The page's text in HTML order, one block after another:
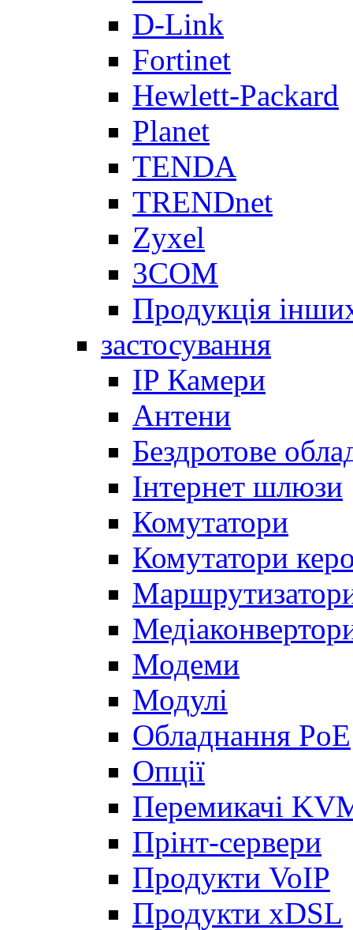
D-Link
Fortinet
Hewlett-Packard
Planet
TENDA
TRENDnet
Zyxel
3COM
Продукція
застосування
IP Камери
Антени
Бездротове
Інтернет шлюзи
Комутатори
Комутатори
Модеми
Модулі
Обладнання PoE
Опції
Перемикачі
Прінт-сервери
Продукти VoIP
Продукти xDSL